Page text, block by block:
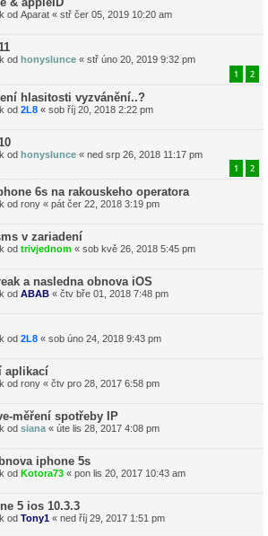
od Aparat « stř čer 05, 2019 10:20 am
od honyslunce « stř úno 20, 2019 9:32 pm
1 2
hlasitosti vyzvánění..?
od 2L8 « sob říj 20, 2018 2:22 pm
od honyslunce « ned srp 26, 2018 11:17 pm
1 2
6s na rakouskeho operatora
od rony « pát čer 22, 2018 3:19 pm
v zariadení
od trivjednom « sob kvě 26, 2018 5:45 pm
a nasledna obnova iOS
od ABAB « čtv bře 01, 2018 7:48 pm
od 2L8 « sob úno 24, 2018 9:43 pm
aplikací
od rony « čtv pro 28, 2017 6:58 pm
měření spotřeby IP
od siana « úte lis 28, 2017 4:08 pm
iphone 5s
od Kotora73 « pon lis 20, 2017 10:43 am
5 ios 10.3.3
od Tony1 « ned říj 29, 2017 1:51 pm